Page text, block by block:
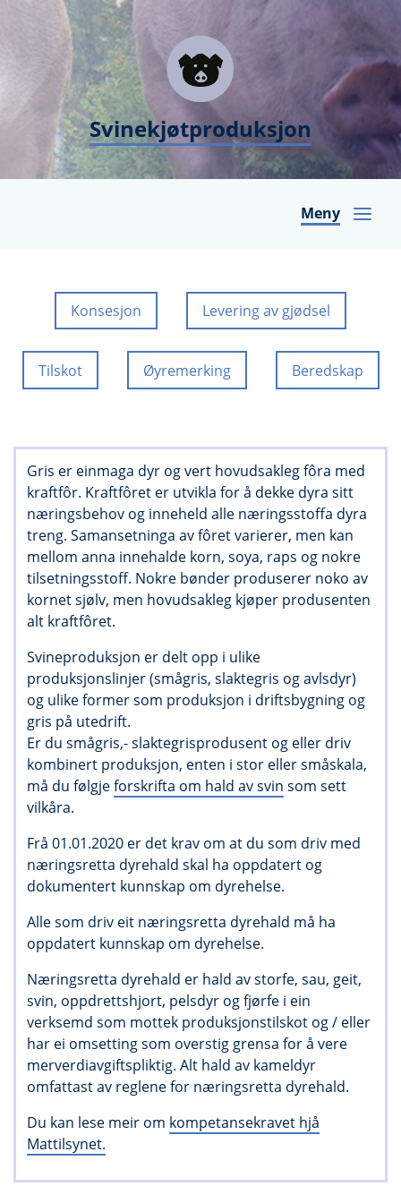
Svinekjøtproduksjon
Meny
Konsesjon Levering av gjødsel
Tilskot Øyremerking Beredskap
Gris er einmaga dyr og vert hovudsakleg fôra med
kraftfôr. Kraftfôret er utvikla for å dekke dyra sitt
næringsbehov og inneheld alle næringsstoffa dyra
treng. Samansetninga av fôret varierer, men kan
mellom anna innehalde korn, soya, raps og nokre
tilsetningsstoff. Nokre bønder produserer noko av
kornet sjølv, men hovudsakleg kjøper produsenten
alt kraftfôret.
Svineproduksjon er delt opp i ulike
produksjonslinjer (smågris, slaktegris og avlsdyr)
og ulike former som produksjon i driftsbygning og
gris på utedrift.
Er du smågris,- slaktegrisprodusent og eller driv
kombinert produksjon, enten i stor eller småskala,
må du følgjeforskrifta om hald av svin som sett
vilkåra.
Frå 01.01.2020 er det krav om at du som driv med
næringsretta dyrehald skal ha oppdatert og
dokumentert kunnskap om dyrehelse.
Alle som driv eit næringsretta dyrehald må ha
oppdatert kunnskap om dyrehelse.
Næringsretta dyrehald er hald av storfe, sau, geit,
svin, oppdrettshjort, pelsdyr og fjørfe i ein
verksemd som mottek produksjonstilskot og / eller
har ei omsetting som overstig grensa for å vere
merverdiavgiftspliktig. Alt hald av kameldyr
omfattast av reglene for næringsretta dyrehald.
Du kan lese meir om kompetansekravet hjå
Mattilsynet.